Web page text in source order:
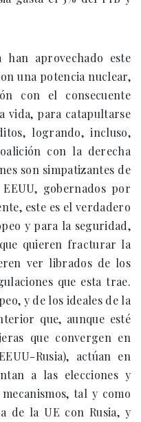
han aprovechado este
una potencia nuclear,
con el consecuente
vida, para catapultarse
logrando, incluso,
con la derecha
son simpatizantes de
gobernados por
este es el verdadero
y para la seguridad,
quieren fracturar la
ver librados de los
que esta trae.
y de los ideales de la
que, aunque esté
que convergen en
Rusia), actúan en
a las elecciones y
tal y como
de la UE con Rusia, y